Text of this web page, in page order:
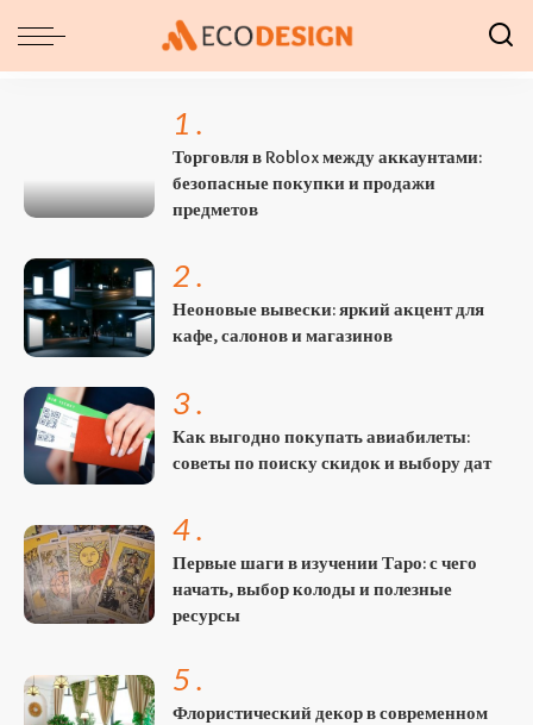
1 .
Торговля в Roblox между аккаунтами:
безопасные покупки и продажи
предметов
2 .
Неоновые вывески: яркий акцент для
кафе, салонов и магазинов
3.
Как выгодно покупать авиабилеты:
советы по поиску скидок и выбору дат
4.
Первые шаги в изучении Таро: с чего
начать, выбор колоды и полезные
ресурсы
5 .
Флористический декор в современном